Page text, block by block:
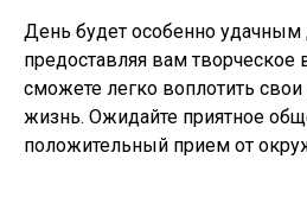
День будет особенно удачным
предоставляя вам
сможете легко воплотить
жизнь. Ожидайте приятное
положительный прием от